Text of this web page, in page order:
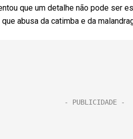
que um detalhe não pode ser
abusa da catimba e da